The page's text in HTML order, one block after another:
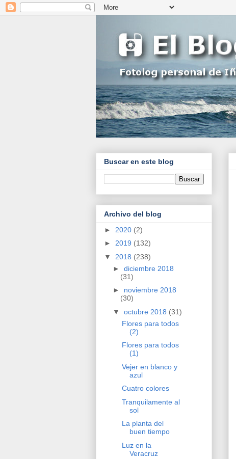
Buscar en este blog
Archivo del blog
► 2020 (2)
► 2019 (132)
▼ 2018 (238)
► diciembre 2018
(31)
► noviembre 2018
(30)
▼ octubre 2018 (31)
Flores para todos
(2)
Flores para todos
(1)
Vejer en blanco y
azul
Cuatro colores
Tranquilamente al
sol
La planta del
buen tiempo
Luz en la
Veracruz